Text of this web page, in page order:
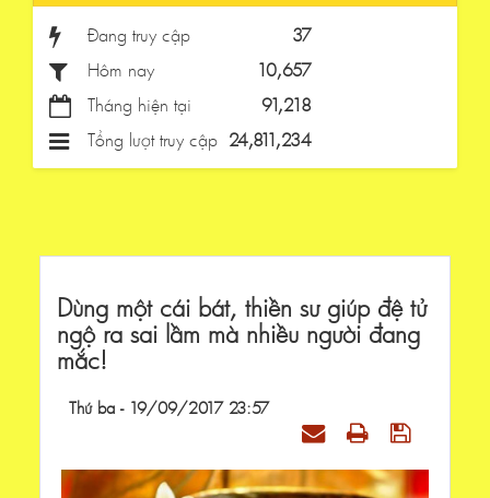
Đang truy cập
37
Hôm nay
10,657
Tháng hiện tại
91,218
Tổng lượt truy cập 24,811,234
Dùng một cái bát, thiền sư giúp đệ tử
ngộ ra sai lầm mà nhiều người đang
mắc!
Thứ ba - 19/09/2017 23:57